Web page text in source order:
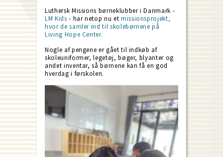
Luthersk Missions børneklubber i Danmark -
LM Kids - har netop nu et missionsprojekt,
hvor de samler ind til skolebørnene på
Living Hope Center.
Nogle af pengene er gået til indkøb af
skoleuniformer, legetøj, bøger, blyanter og
andet inventar, så børnene kan få en god
hverdag i førskolen.